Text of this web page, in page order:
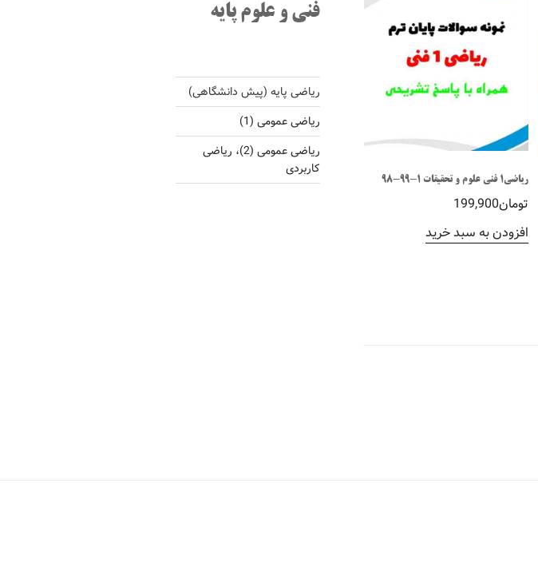
ریاضی1 فنی علوم و تحقیقات 1-99-98
تومان199,900
افزودن به سبد خرید
فنی و علوم پایه
ریاضی پایه (پیش دانشگاهی)
ریاضی عمومی (1)
ریاضی عمومی (2)، ریاضی
کاربردی